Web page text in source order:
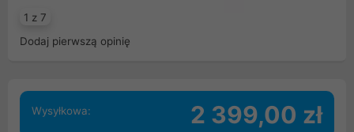
1 z 7
Dodaj pierwszą opinię
Wysyłkowa: 2 399,00 zł